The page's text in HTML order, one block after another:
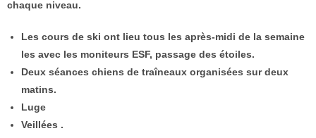
chaque niveau.
Les cours de ski ont lieu tous les après-midi de la semaine
les avec les moniteurs ESF, passage des étoiles.
Deux séances chiens de traîneaux organisées sur deux
matins.
Luge
Veillées .